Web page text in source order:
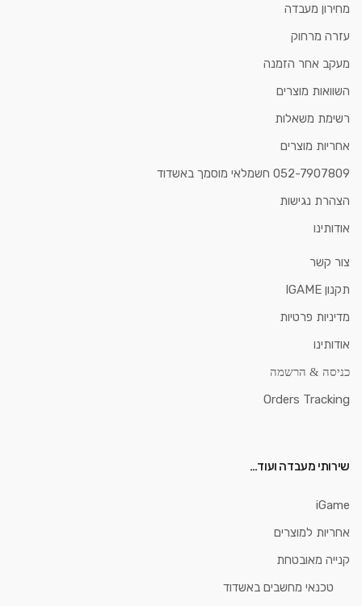
מחירון מעבדה
עזרה מרחוק
מעקב אחר הזמנה
השוואות מוצרים
רשימת משאלות
אחריות מוצרים
052-7907809 חשמלאי מוסמך באשדוד
הצהרת נגישות
אודותינו
צור קשר
תקנון IGAME
מדיניות פרטיות
אודותינו
כניסה & הרשמה
Orders Tracking
שירותי מעבדה ועוד…
iGame
אחריות למוצרים
קנייה מאובטחת
טכנאי מחשבים באשדוד